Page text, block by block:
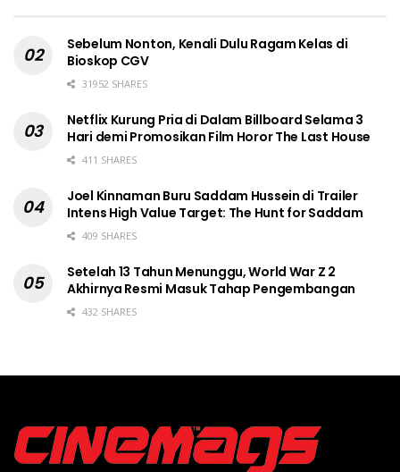
Sebelum Nonton, Kenali Dulu Ragam Kelas di
Bioskop CGV
31952 SHARES
Netflix Kurung Pria di Dalam Billboard Selama 3
Hari demi Promosikan Film Horor The Last House
411 SHARES
Joel Kinnaman Buru Saddam Hussein di Trailer
Intens High Value Target: The Hunt for Saddam
409 SHARES
Setelah 13 Tahun Menunggu, World War Z 2
Akhirnya Resmi Masuk Tahap Pengembangan
432 SHARES